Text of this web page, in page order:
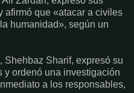
afirmó que «atacar a civiles
humanidad», según un
Shehbaz Sharif, expresó su
y ordenó una investigación
a los responsables,